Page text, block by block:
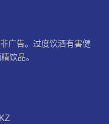
广告。过度饮酒有害健
饮品。